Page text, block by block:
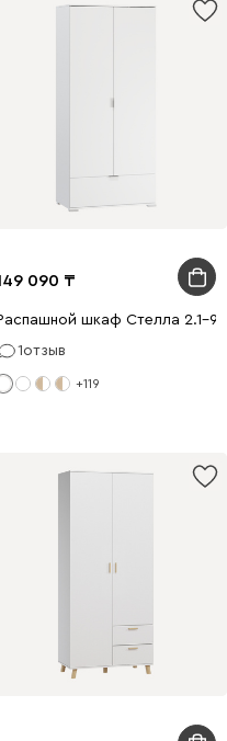
Белый
090
шкаф Стелла 2.1-
1отзыв
+119